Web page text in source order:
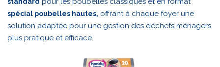
standard
spécial poubelles hautes, offrant à chaque foyer une
solution adaptée pour une gestion des déchets ménagers
plus pratique et efficace.